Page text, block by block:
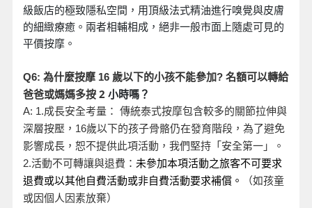
級飯店的極致隱私空間，用頂級法式精油進行嗅覺與皮膚
的細緻療癒。兩者相輔相成，絕非一般市面上隨處可見的
平價按摩。
Q6: 為什麼按摩 16 歲以下的小孩不能參加? 名額可以轉給
爸爸或媽媽多按 2 小時嗎？
A: 1.成長安全考量： 傳統泰式按摩包含較多的關節拉伸與
深層按壓，16歲以下的孩子骨骼仍在發育階段，為了避免
影響成長，恕不提供此項活動，我們堅持「安全第一」。
2.活動不可轉讓與退費： 未參加本項活動之旅客不可要求
退費或以其他自費活動或非自費活動要求補償。
（如孩童
或因個人因素放棄）